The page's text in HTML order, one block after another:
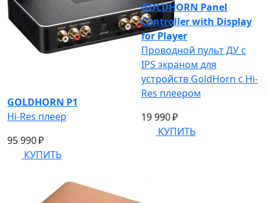
GOLDHORN P1
Hi-Res плеер
95 990 ₽
КУПИТЬ
GOLDHORN Panel
Controller with Display
for Player
Проводной пульт ДУ с
IPS экраном для
устройств GoldHorn с Hi-
Res плеером
19 990 ₽
КУПИТЬ